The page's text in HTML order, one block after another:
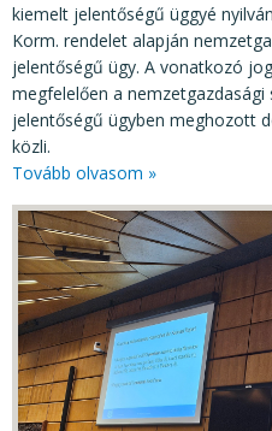
kiemelt jelentőségű üggyé
Korm. rendelet alapján
jelentőségű ügy. A vonatkozó
megfelelően a
jelentőségű ügyben meghozott
közli.
Tovább olvasom »